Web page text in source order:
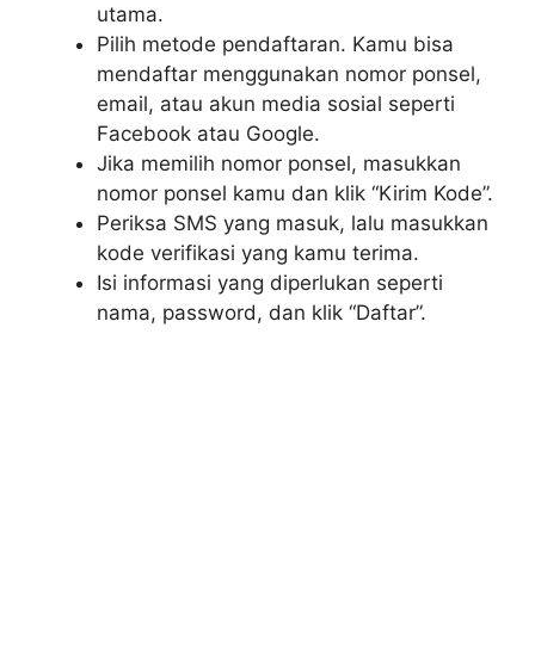
utama.
Pilih metode pendaftaran. Kamu bisa
mendaftar menggunakan nomor ponsel,
email, atau akun media sosial seperti
Facebook atau Google.
Jika memilih nomor ponsel, masukkan
nomor ponsel kamu dan klik “Kirim Kode”.
Periksa SMS yang masuk, lalu masukkan
kode verifikasi yang kamu terima.
Isi informasi yang diperlukan seperti
nama, password, dan klik “Daftar”.